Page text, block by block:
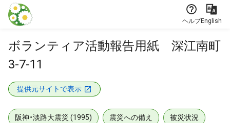
本文に飛ぶ
ヘルプEnglish
ボランティア活動報告用紙 深江南町
3-7-11
提供元サイトで表示
阪神・淡路大震災 (1995) 震災への備え 被災状況